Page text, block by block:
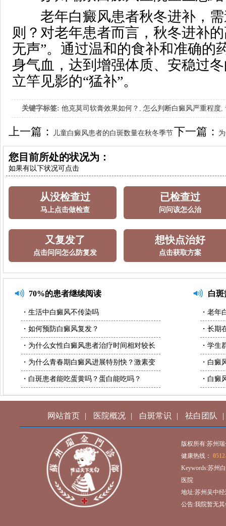
老年白癜风患者秋冬进补，需
则？对老年患者而言，秋冬进补
无声”。通过温和的食补和准确的
身气血，达到增强体质、安稳过
立竿见影的“猛补”。
关键字标签: 他克莫司软膏效果如何？ , 怎么判断白癜风严重程度,
上一篇： 儿童白癜风患者的白斑数量在秋冬季节
会增加吗？
下一篇：
您目前所处的状况为：
如果有以下状况可点击
从没检查过
马上点击做检查
已检查过
问问该怎么治
又复发了
点击问问怎么防复发
想快点治好
点击获取方案
70%的患者继续阅读
・生活中白癜风不传染吗
・如何预防白癜风复发？
・为什么女性白癜风患者治疗时间相对较长
・为什么青春期白癜风进展特别快？激素变
・白斑患者能吃蛋黄吗？蛋白能吃吗？
白斑
・老年
・长期
・学生
・白癜
・白癜
网站首页 | 医院概况 | 白斑常识 | 祛白团队 |
版权所有:苏州
健康热线：
Keywords:苏州
医院
地址:苏州吴中
公告:我院暂无